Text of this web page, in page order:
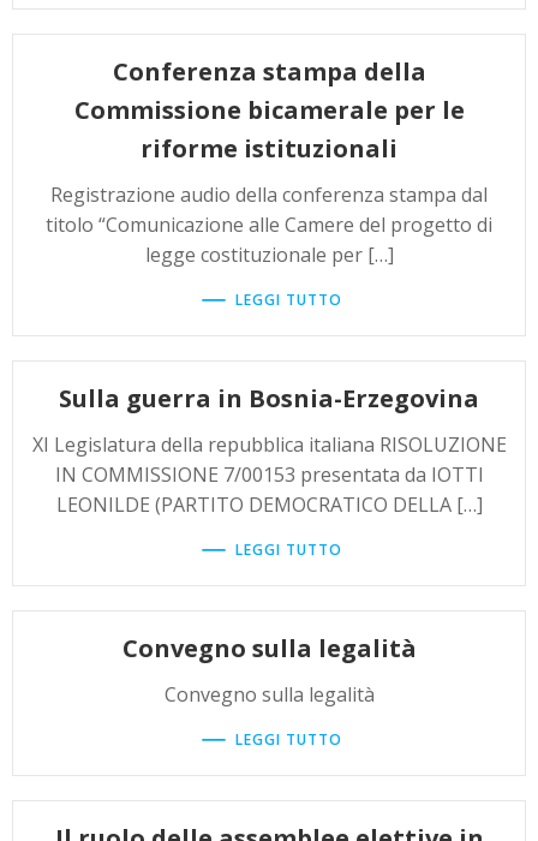
Conferenza stampa della
Commissione bicamerale per le
riforme istituzionali
Registrazione audio della conferenza stampa dal
titolo “Comunicazione alle Camere del progetto di
legge costituzionale per […]
LEGGI TUTTO
Sulla guerra in Bosnia-Erzegovina
XI Legislatura della repubblica italiana RISOLUZIONE
IN COMMISSIONE 7/00153 presentata da IOTTI
LEONILDE (PARTITO DEMOCRATICO DELLA […]
LEGGI TUTTO
Convegno sulla legalità
Convegno sulla legalità
LEGGI TUTTO